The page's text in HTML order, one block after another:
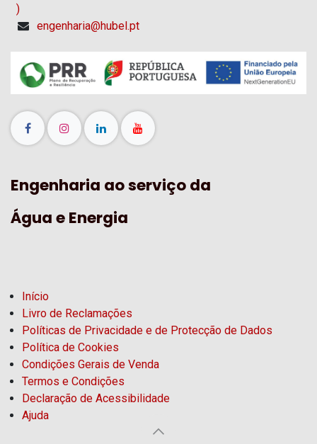
)
engenharia@hubel.pt
Engenharia ao serviço da
Água e Energia
Início
Livro de Reclamações
Políticas de Privacidade e de Protecção de Dados
Política de Cookies
Condições Gerais de Venda
Termos e Condições
Declaração de Acessibilidade
Ajuda